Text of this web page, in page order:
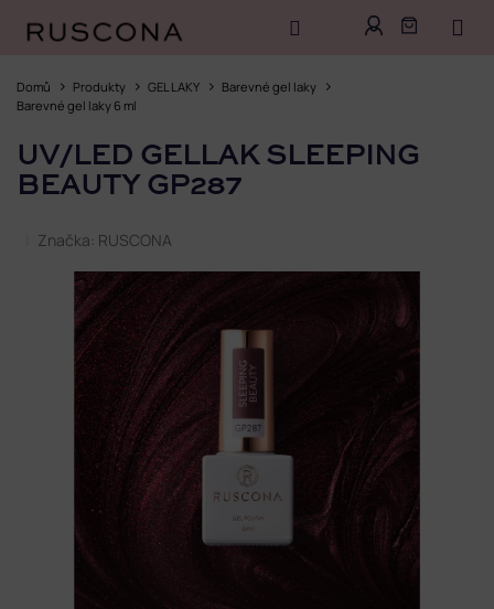
obsah
Domů Produkty GEL LAKY
Barevné gel laky
Barevné gel laky 6 ml
UV/LED GELLAK SLEEPING
BEAUTY GP287
Značka: RUSCONA